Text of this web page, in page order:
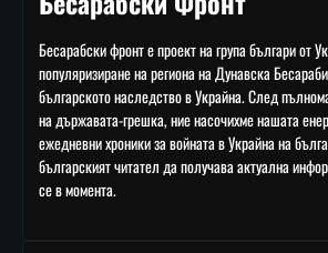
Бесарабски фронт е проект на група българи от
популяризиране на региона на Дунавска
българското наследство в Украйна. След
на държавата-грешка, ние насочихме нашата
ежедневни хроники за войната в Украйна на
българският читател да получава актуална
се в момента.